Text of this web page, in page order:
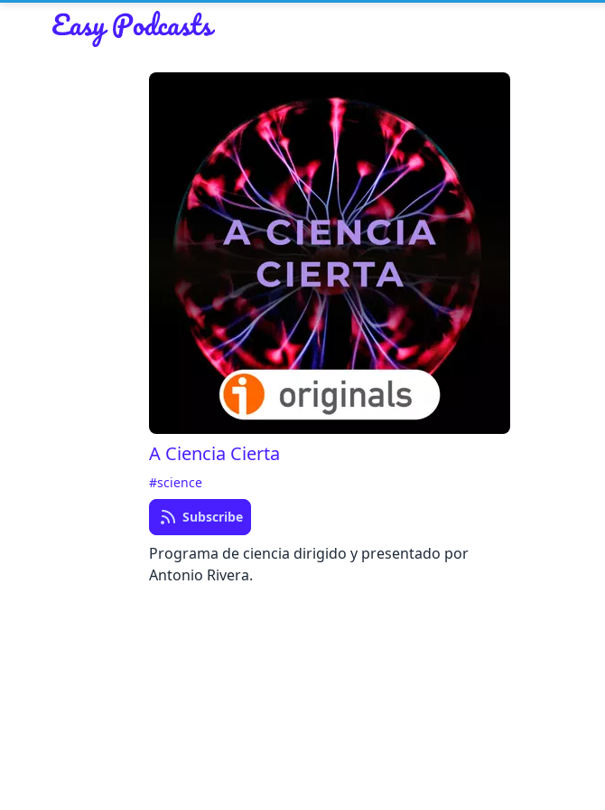
Read about our content policies
A Ciencia Cierta
#science
Subscribe
Programa de ciencia dirigido y presentado por
Antonio Rivera.